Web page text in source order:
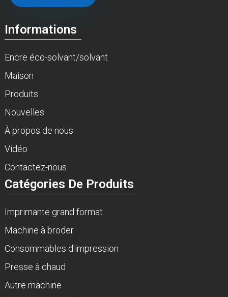
Informations
Encre éco-solvant/solvant
Maison
Produits
Nouvelles
À propos de nous
Vidéo
Contactez-nous
Catégories De Produits
Imprimante grand format
Machine à broder
Consommables d'impression
Presse à chaud
Autre machine